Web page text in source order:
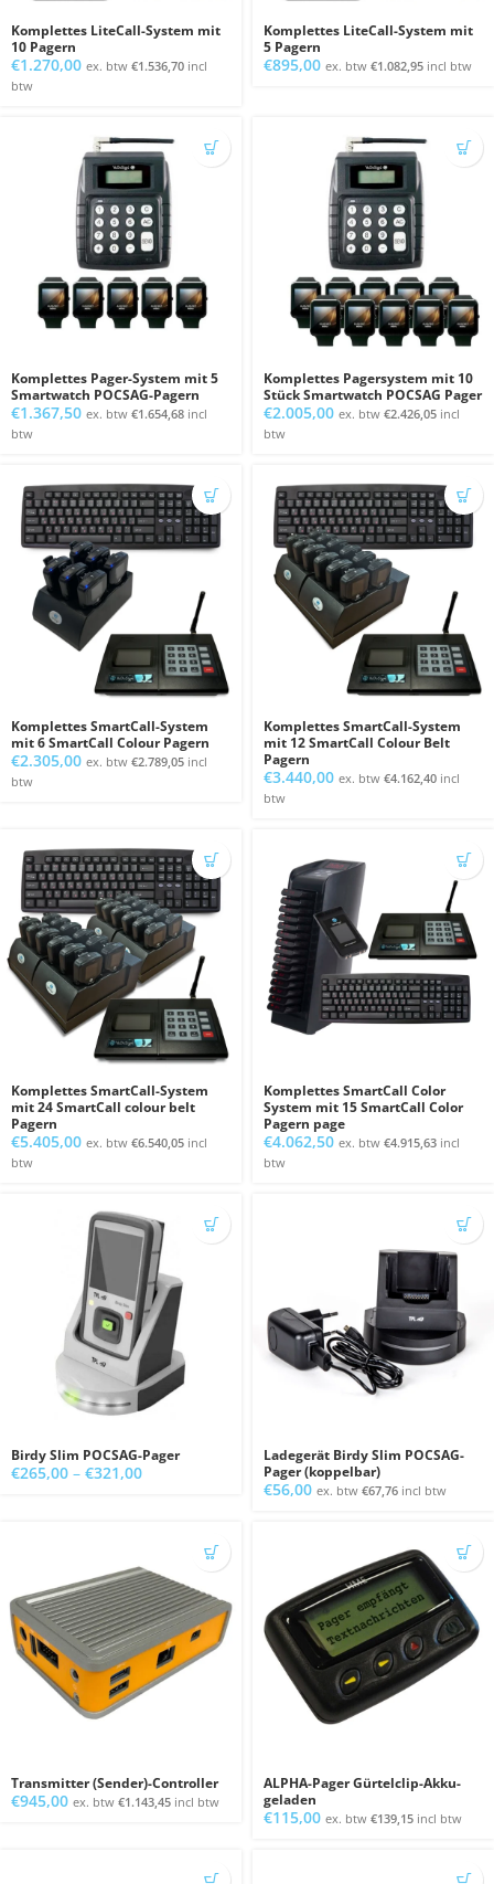
Komplettes LiteCall-System mit
10 Pagern
€1.270,00 ex. btw €1.536,70 incl
btw
Komplettes LiteCall-System mit
5 Pagern
€895,00 ex. btw €1.082,95 incl btw
Komplettes Pager-System mit 5
Smartwatch POCSAG-Pagern
€1.367,50 ex. btw €1.654,68 incl
btw
Komplettes Pagersystem mit 10
Stück Smartwatch POCSAG Pager
€2.005,00 ex. btw €2.426,05 incl
btw
Komplettes SmartCall-System
mit 6 SmartCall Colour Pagern
€2.305,00 ex. btw €2.789,05 incl
btw
Komplettes SmartCall-System
mit 12 SmartCall Colour Belt
Pagern
€3.440,00 ex. btw €4.162,40 incl
btw
Komplettes SmartCall-System
mit 24 SmartCall colour belt
Pagern
€5.405,00 ex. btw €6.540,05 incl
btw
Komplettes SmartCall Color
System mit 15 SmartCall Color
Pagern page
€4.062,50 ex. btw €4.915,63 incl
btw
Birdy Slim POCSAG-Pager
€265,00 – €321,00Preisspanne:
Ladegerät Birdy Slim POCSAG-
Pager (koppelbar)
€56,00 ex. btw €67,76 incl btw
Transmitter (Sender)-Controller
€945,00 ex. btw €1.143,45 incl btw
ALPHA-Pager Gürtelclip-Akku-
geladen
€115,00 ex. btw €139,15 incl btw